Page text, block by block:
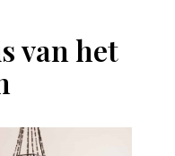
van het